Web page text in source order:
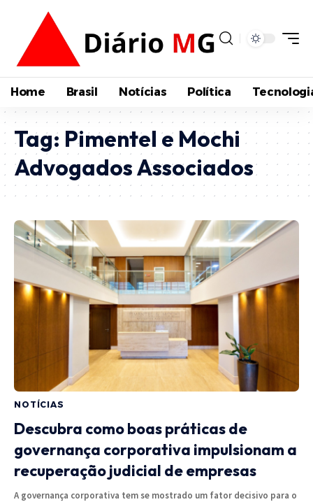
Home Brasil Notícias Política
Tag: Pimentel e Mochi
Advogados Associados
NOTÍCIAS
Descubra como boas práticas de
governança corporativa impulsionam a
recuperação judicial de empresas
A governança corporativa tem se mostrado um fator decisivo para o